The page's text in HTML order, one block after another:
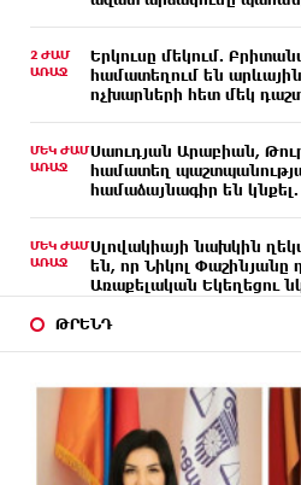
2 ԺԱՄ
ԱՌԱՋ
Երկուսը մեկում.
համատեղում են
ոչխարների հետ մեկ
ՄԵԿ ԺԱՄ
ԱՌԱՋ
Սաուդյան Արաբիան,
համատեղ
համաձայնագիր են
ՄԵԿ ԺԱՄ
ԱՌԱՋ
Սլովակիայի նախկին
են, որ Նիկոլ Փաշինյանը
Առաքելական Եկեղեցու
ահազանգում է գործարարը
28 ՐՈՊԵ
Ավետիք Չալաբյանն
վախենում
ԹՐԵՆԴ